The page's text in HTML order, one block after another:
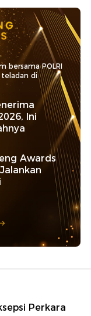
bersama POLRI
teladan di
Ini
Awards
Perkara